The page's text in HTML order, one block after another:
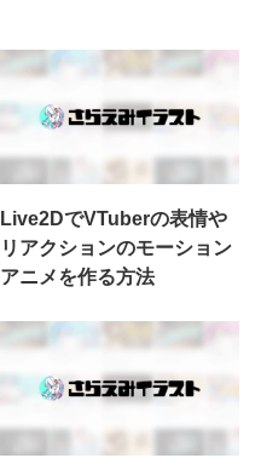
Live2DでVTuberの表情や
リアクションのモーション
アニメを作る方法